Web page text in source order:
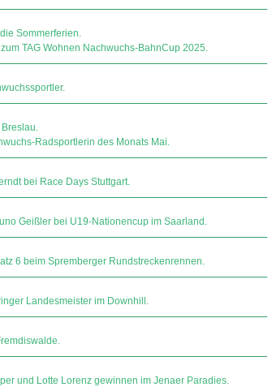
Sommerferien.
TAG Wohnen Nachwuchs-BahnCup 2025.
Radsportlerin des Monats Mai.
bei Race Days Stuttgart.
Geißler bei U19-Nationencup im Saarland.
6 beim Spremberger Rundstreckenrennen.
Landesmeister im Downhill.
und Lotte Lorenz gewinnen im Jenaer Paradies.